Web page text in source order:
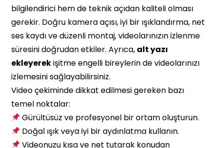
bilgilendirici hem de teknik açıdan kaliteli olması
gerekir. Doğru kamera açısı, iyi bir ışıklandırma, net
ses kaydı ve düzenli montaj, videolarınızın izlenme
süresini doğrudan etkiler. Ayrıca, alt yazı
ekleyerekişitme engelli bireylerin de videolarınızı
izlemesini sağlayabilirsiniz.
Video çekiminde dikkat edilmesi gereken bazı
temel noktalar:
Gürültüsüz ve profesyonel bir ortam oluşturun.
Doğal ışık veya iyi bir aydınlatma kullanın.
Videonuzu kısa ve net tutarak konudan